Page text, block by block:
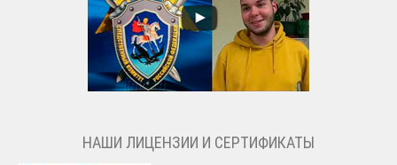
НАШИ ЛИЦЕНЗИИ И СЕРТИФИКАТЫ